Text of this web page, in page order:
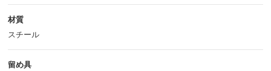
材質
スチール
留め具